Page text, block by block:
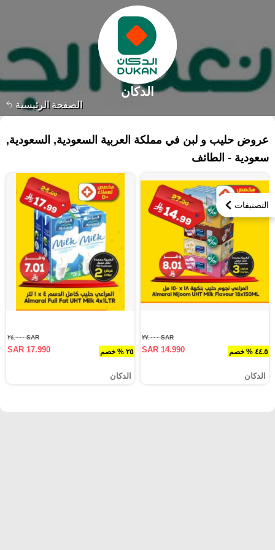
الصفحة الرئيسية
الدكان
التصنيفات
عروض حليب و لبن في مملكة العربية السعودية, السعودية,
سعودية - الطائف
٤٤.٥ % خصم
SAR ٢٧.٠٠٠
SAR 14.990
الدكان
٢٥ % خصم
SAR ٢٤.٠٠٠
SAR 17.990
الدكان